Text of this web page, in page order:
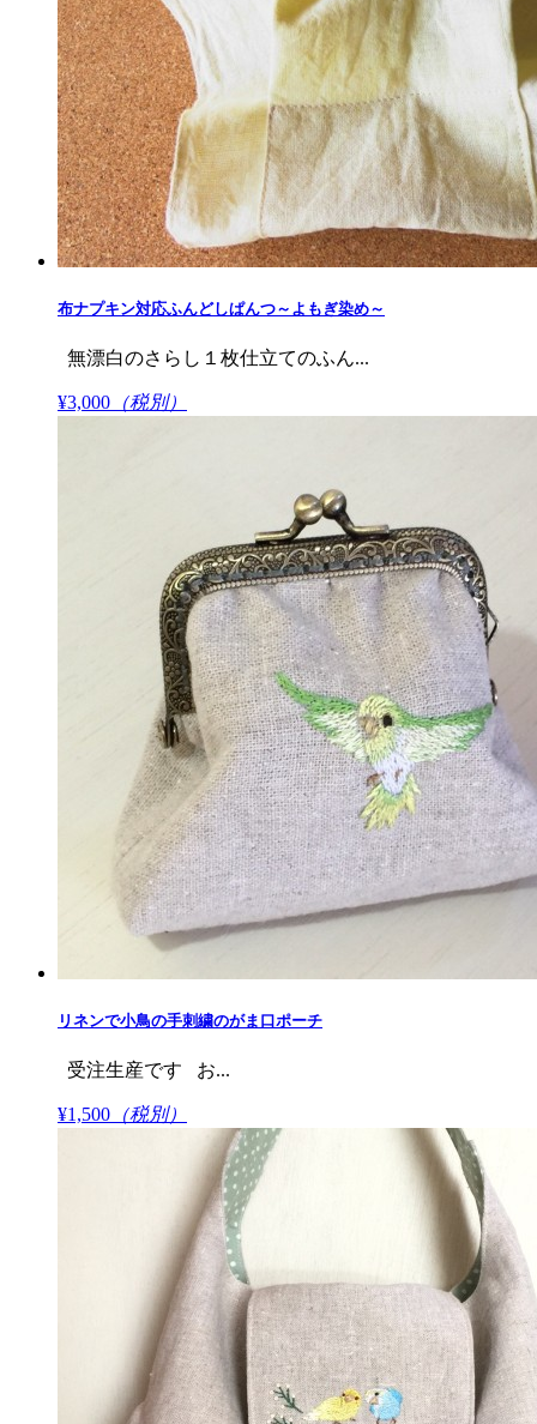
布ナプキン対応ふんどしぱんつ～よもぎ染め​～
無漂白のさらし１枚仕立てのふん...
¥3,000 （税別）
リネンで小鳥の手刺繍のがま口ポーチ
受注生産です お...
¥1,500 （税別）